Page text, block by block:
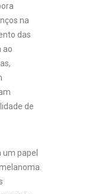
na
das
ao
de
papel